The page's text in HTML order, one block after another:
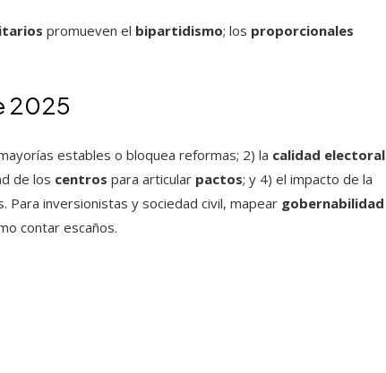
promueven el bipartidismo; los proporcionales
2025
estables o bloquea reformas; 2) la calidad electoral
de los centros para articular pactos; y 4) el impacto de la
Para inversionistas y sociedad civil, mapear gobernabilidad
contar escaños.